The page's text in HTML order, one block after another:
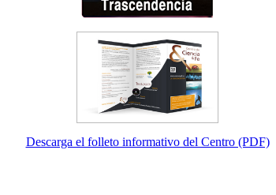
Descarga el folleto informativo del Centro (PDF)